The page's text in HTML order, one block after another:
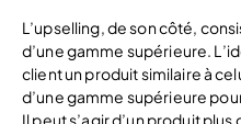
L’upselling, de son côté,
d’une gamme supérieure.
client un produit similaire à
d’une gamme supérieure
Il peut s’agir d’un produit